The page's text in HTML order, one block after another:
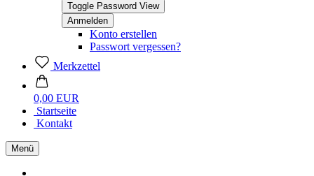
Toggle Password View
Konto erstellen
Passwort vergessen?
Merkzettel
0,00 EUR
Startseite
Kontakt
Menü